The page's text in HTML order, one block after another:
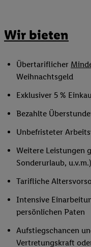
Wir bieten
Übertariflicher
Weihnachtsgeld
Exklusiver 5 %
Bezahlte
Unbefristeter
Weitere Leistungen
Sonderurlaub, u.v.m.)
Tarifliche
Intensive
persönlichen Paten
Aufstiegschancen
Vertretungskraft